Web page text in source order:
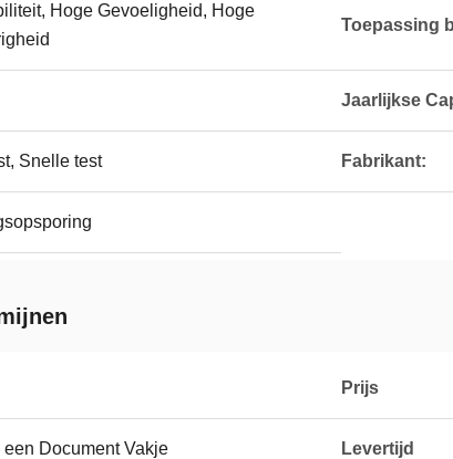
Hoge Gevoeligheid, Hoge
Toepassing
Jaarlijkse
Snelle test Fabrikant:
Prijs
een Document Vakje Levertijd